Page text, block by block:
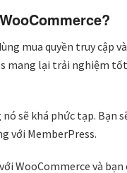
mua quyền truy cập
mang lại trải nghiệm
sẽ khá phức tạp. Bạn
với MemberPress.
WooCommerce và